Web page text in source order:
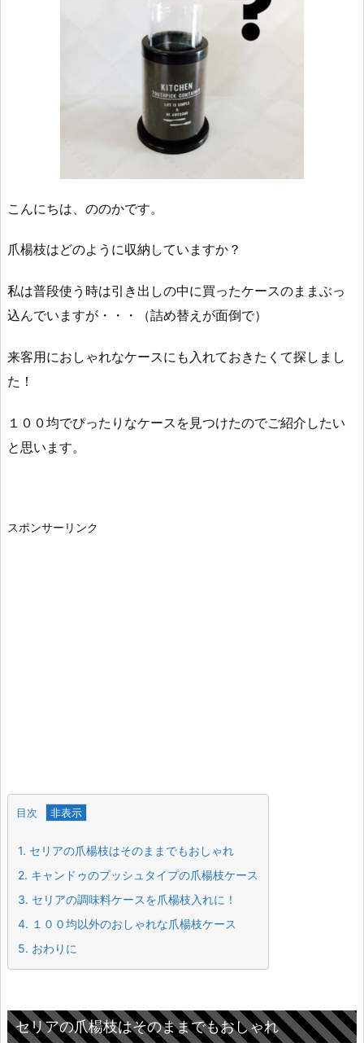
こんにちは、ののかです。
爪楊枝はどのように収納していますか？
私は普段使う時は引き出しの中に買ったケースのままぶっ
込んでいますが・・・（詰め替えが面倒で）
来客用におしゃれなケースにも入れておきたくて探しまし
た！
１００均でぴったりなケースを見つけたのでご紹介したい
と思います。
スポンサーリンク
目次
1. セリアの爪楊枝はそのままでもおしゃれ
2. キャンドゥのプッシュタイプの爪楊枝ケース
3. セリアの調味料ケースを爪楊枝入れに！
4. １００均以外のおしゃれな爪楊枝ケース
5. おわりに
セリアの爪楊枝はそのままでもおしゃれ